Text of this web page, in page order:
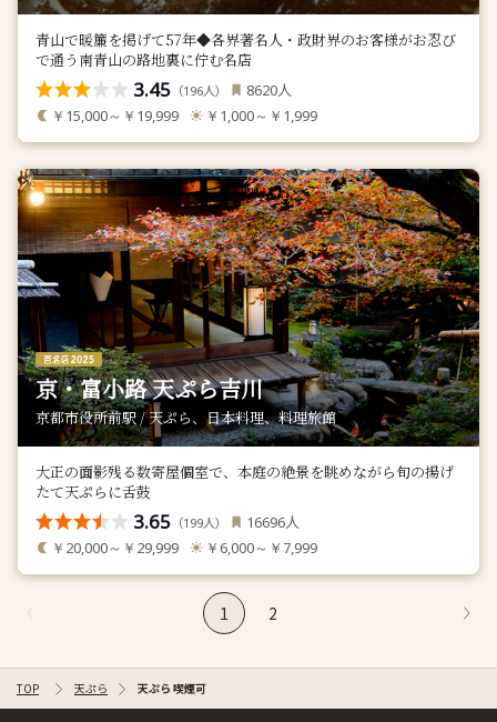
青山で暖簾を掲げて57年◆各界著名人・政財界のお客様がお忍び
で通う南青山の路地裏に佇む名店
3.45 （196人） 8620人
￥15,000～￥19,999 ￥1,000～￥1,999
京・富小路 天ぷら吉川
京都市役所前駅 / 天ぷら、日本料理、料理旅館
大正の面影残る数寄屋個室で、本庭の絶景を眺めながら旬の揚げ
たて天ぷらに舌鼓
3.65 （199人） 16696人
￥20,000～￥29,999 ￥6,000～￥7,999
1 2
TOP 天ぷら 天ぷら 喫煙可